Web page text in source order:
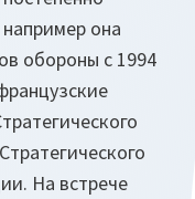
она
обороны с 1994
На встрече